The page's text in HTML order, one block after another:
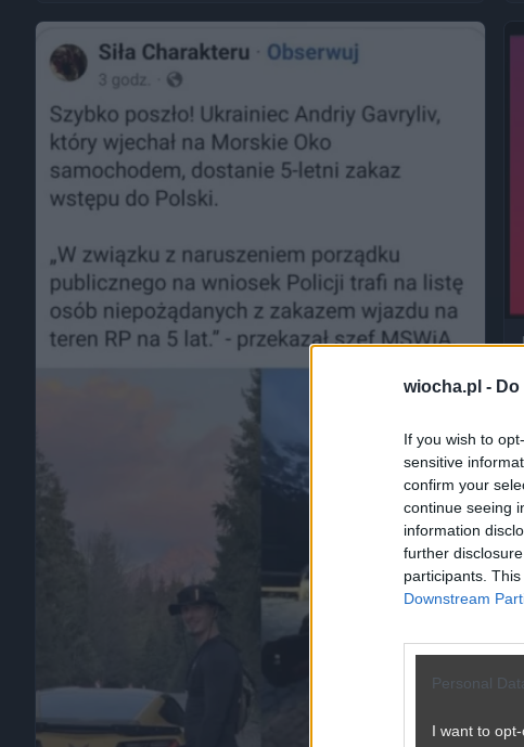
wiocha.pl -
If you wish to
sensitive
confirm your
continue seeing
information
further
participants.
Downstream
Personal
I want to